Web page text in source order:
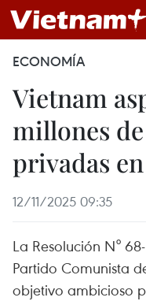
ECONOMÍA
Vietnam
millones
privadas
12/11/2025 09:35
La Resolución N°
Partido Comunista
objetivo ambicioso